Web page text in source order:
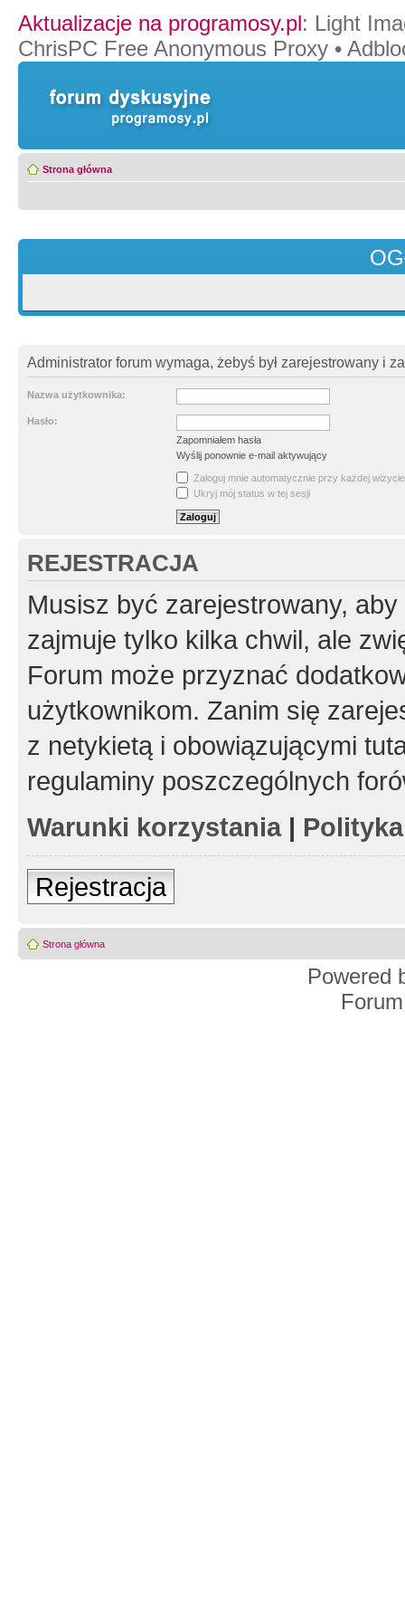
Aktualizacje na programosy.pl: Light
ChrisPC Free Anonymous Proxy •
Strona główna
Administrator forum wymaga, żebyś był zarejestrowany i
Nazwa użytkownika:
Hasło:
Zapomniałem hasła
Wyślij ponownie e-mail aktywujący
Zaloguj mnie automatycznie przy każdej wizycie
Ukryj mój status w tej sesji
REJESTRACJA
Musisz być zarejestrowany,
zajmuje tylko kilka chwil, ale
Forum może przyznać
użytkownikom. Zanim się
z netykietą i obowiązującymi
regulaminy poszczególnych
Warunki korzystania|
Rejestracja
Strona główna
Powered